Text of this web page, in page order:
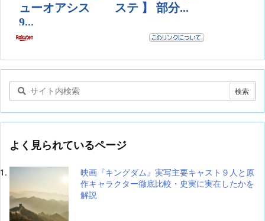
よく見られているページ
映画『キングダム』実写主要キャスト９人と原
作キャラクター徹底比較・史実に実在したかを
解説